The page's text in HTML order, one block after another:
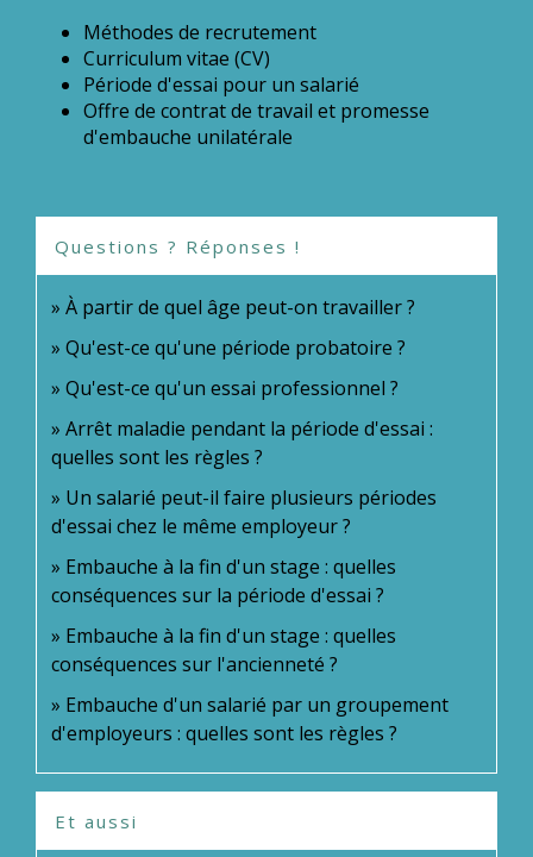
Méthodes de recrutement
Curriculum vitae (CV)
Période d'essai pour un salarié
Offre de contrat de travail et promesse
d'embauche unilatérale
Questions ? Réponses !
À partir de quel âge peut-on travailler ?
Qu'est-ce qu'une période probatoire ?
Qu'est-ce qu'un essai professionnel ?
Arrêt maladie pendant la période d'essai :
quelles sont les règles ?
Un salarié peut-il faire plusieurs périodes
d'essai chez le même employeur ?
Embauche à la fin d'un stage : quelles
conséquences sur la période d'essai ?
Embauche à la fin d'un stage : quelles
conséquences sur l'ancienneté ?
Embauche d'un salarié par un groupement
d'employeurs : quelles sont les règles ?
Et aussi